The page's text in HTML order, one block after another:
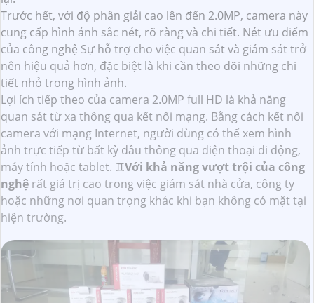
Trước hết, với độ phân giải cao lên đến 2.0MP, camera này
cung cấp hình ảnh sắc nét, rõ ràng và chi tiết. Nét ưu điểm
của công nghệ Sự hỗ trợ cho việc quan sát và giám sát trở
nên hiệu quả hơn, đặc biệt là khi cần theo dõi những chi
tiết nhỏ trong hình ảnh.
Lợi ích tiếp theo của camera 2.0MP full HD là khả năng
quan sát từ xa thông qua kết nối mạng. Bằng cách kết nối
camera với mạng Internet, người dùng có thể xem hình
ảnh trực tiếp từ bất kỳ đâu thông qua điện thoại di động,
máy tính hoặc tablet. ♊Với khả năng vượt trội của công
nghệ rất giá trị cao trong việc giám sát nhà cửa, công ty
hoặc những nơi quan trọng khác khi bạn không có mặt tại
hiện trường.